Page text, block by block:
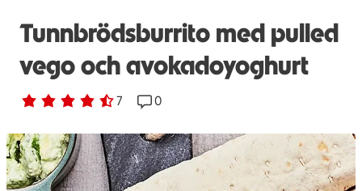
Tunnbrödsburrito med pulled
vego och avokadoyoghurt
Betyg 4.3 av 5. 7
7 personer har röstatReceptet har 0 kommentarer
0